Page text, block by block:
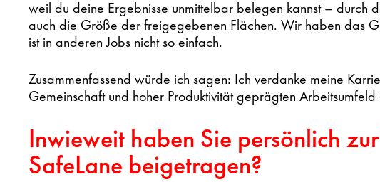
weil du deine Ergebnisse unmittelbar belegen kannst –
auch die Größe der freigegebenen Flächen. Wir haben das
ist in anderen Jobs nicht so einfach.
Zusammenfassend würde ich sagen: Ich verdanke meine
Gemeinschaft und hoher Produktivität geprägten
Inwieweit haben Sie persönlich
SafeLane beigetragen?